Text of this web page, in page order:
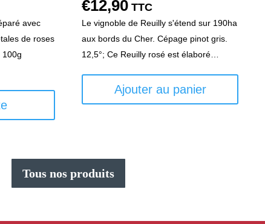
avec
de roses
100g
€12,90 TTC
Le vignoble de Reuilly s'étend sur 190ha
aux bords du Cher. Cépage pinot gris.
12,5°; Ce Reuilly rosé est élaboré…
Ajouter au panier
Tous nos produits